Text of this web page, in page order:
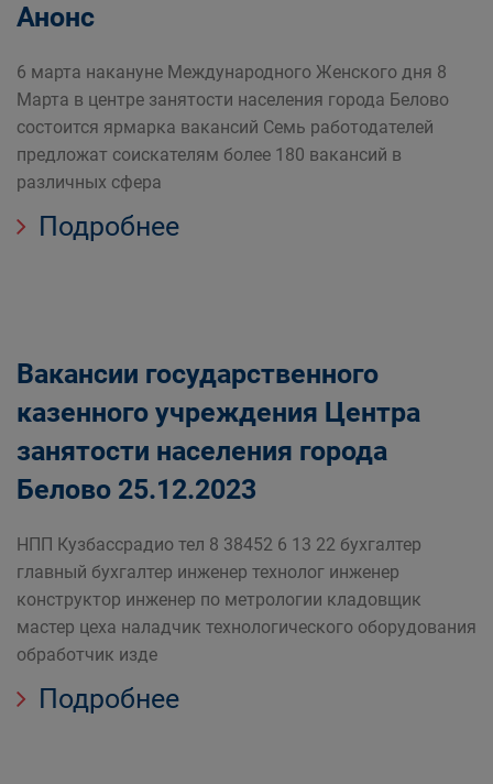
Анонс
6 марта накануне Международного Женского дня 8
Марта в центре занятости населения города Белово
состоится ярмарка вакансий Семь работодателей
предложат соискателям более 180 вакансий в
различных сфера
Подробнее
Вакансии государственного
казенного учреждения Центра
занятости населения города
Белово 25.12.2023
НПП Кузбассрадио тел 8 38452 6 13 22 бухгалтер
главный бухгалтер инженер технолог инженер
конструктор инженер по метрологии кладовщик
мастер цеха наладчик технологического оборудования
обработчик изде
Подробнее